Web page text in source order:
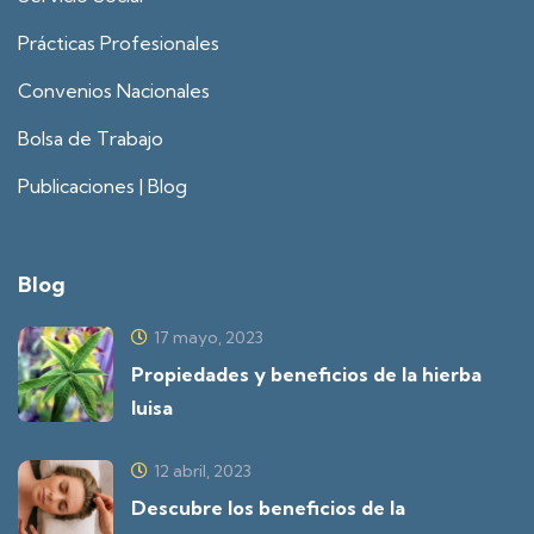
Prácticas Profesionales
Convenios Nacionales
Bolsa de Trabajo
Publicaciones | Blog
Blog
17 mayo, 2023
Propiedades y beneficios de la hierba
luisa
12 abril, 2023
Descubre los beneficios de la